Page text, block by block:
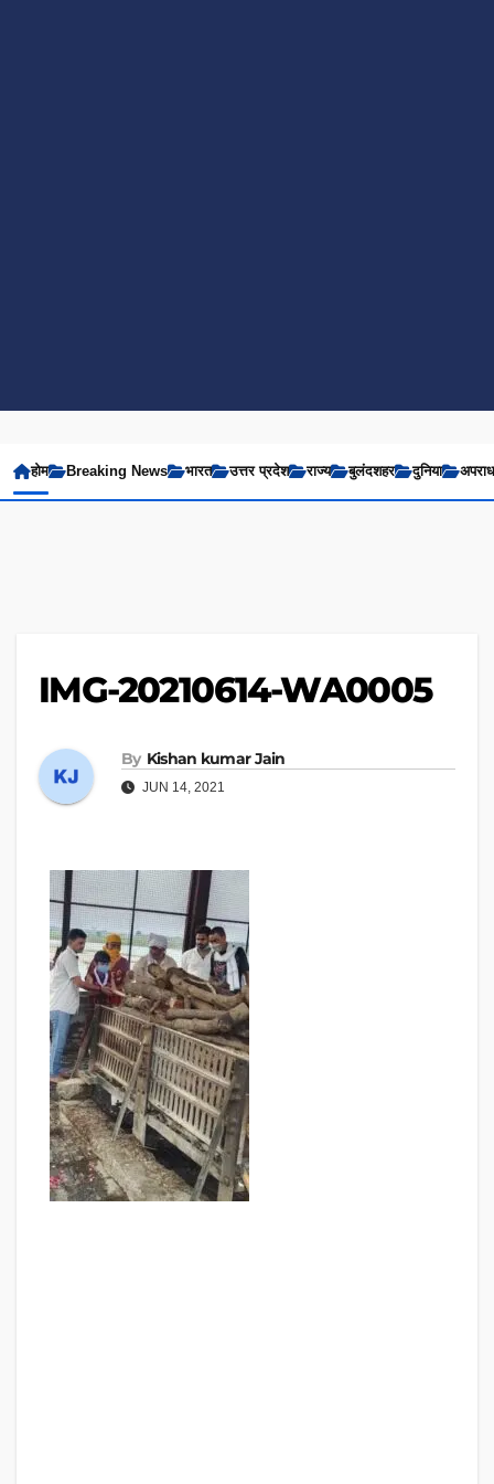
होम Breaking News भारत उत्तर प्रदेश राज्य बुलंदशहर दुनिया अपराध
IMG-20210614-WA0005
By Kishan kumar Jain
JUN 14, 2021